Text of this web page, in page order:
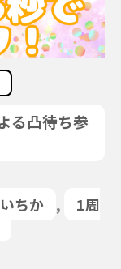
る凸待ち参
ちか ,
1周